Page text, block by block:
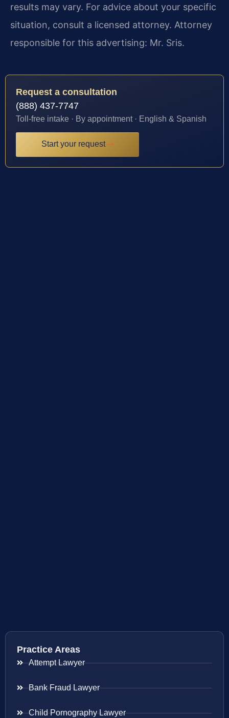
results may vary. For advice about your specific
situation, consult a licensed attorney. Attorney
responsible for this advertising: Mr. Sris.
Request a consultation
(888) 437-7747
Toll-free intake · By appointment · English & Spanish
Start your request
Practice Areas
Attempt Lawyer
Bank Fraud Lawyer
Child Pornography Lawyer